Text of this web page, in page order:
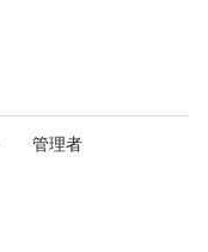
管理者